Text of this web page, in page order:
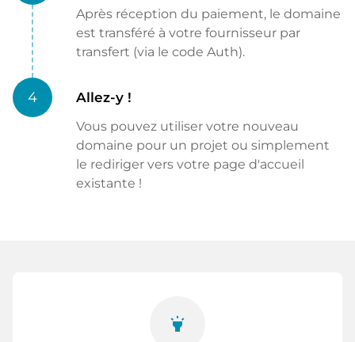
Après réception du paiement, le domaine
est transféré à votre fournisseur par
transfert (via le code Auth).
4 Allez-y !
Vous pouvez utiliser votre nouveau
domaine pour un projet ou simplement
le rediriger vers votre page d'accueil
existante !
highlight